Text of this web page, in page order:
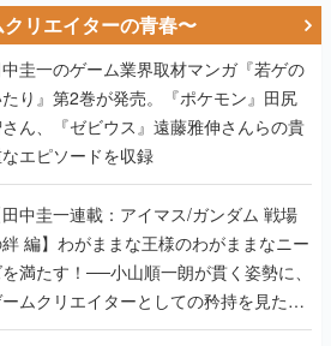
リエイターの青春〜
圭一のゲーム業界取材マンガ『若ゲの
り』第2巻が発売。『ポケモン』田尻
ん、『ゼビウス』遠藤雅伸さんらの貴
エピソードを収録
田中圭一連載：アイマス/ガンダム 戦場
編】わがままな王様のわがままなニー
満たす！──小山順一朗が貫く姿勢に、
ムクリエイターとしての矜持を見た
ゲのいたり最終回】